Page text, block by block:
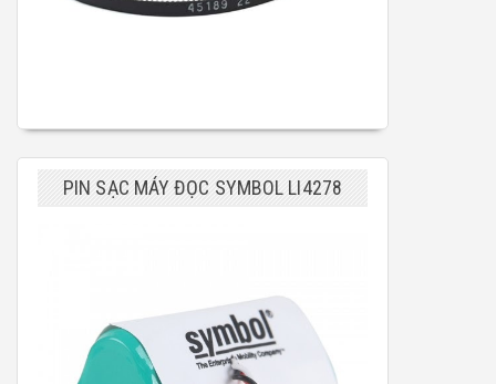
PIN SẠC MÁY ĐỌC SYMBOL LI4278